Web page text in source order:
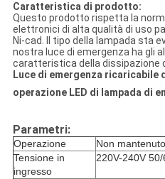
Caratteristica di prodotto:
Questo prodotto rispetta la
elettronici di alta qualità di uso
Ni-cad. Il tipo della lampada sta
nostra luce di emergenza ha gli
caratteristica della dissipazione
Luce di emergenza ricaricabile
operazione LED di lampada di
Parametri:
Operazione
Non mantenuto
Tensione in
ingresso
220V-240V